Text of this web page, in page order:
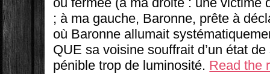
; à ma gauche, Baronne, prête à
où Baronne allumait
QUE sa voisine souffrait d’un état
pénible trop de luminosité. Read the